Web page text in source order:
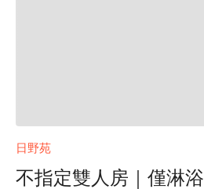
日野苑
不指定雙人房｜僅淋浴